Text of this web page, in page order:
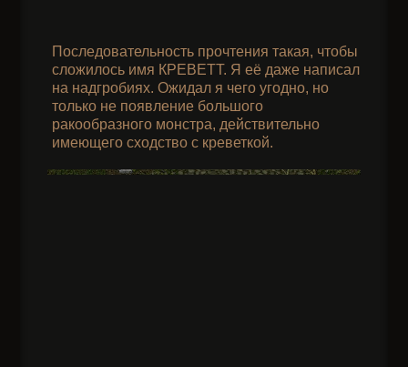
Последовательность прочтения такая, чтобы
сложилось имя КРЕВЕТТ. Я её даже написал
на надгробиях. Ожидал я чего угодно, но
только не появление большого
ракообразного монстра, действительно
имеющего сходство с креветкой.